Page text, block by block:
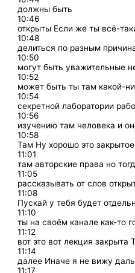
должны быть
10:46
открыты Если же ты всё-
10:48
делиться по разным
10:50
могут быть уважительные
10:52
может быть ты там какой-
10:54
секретной лаборатории
10:56
изучению там человека и
10:58
Там Ну хорошо это
11:01
там авторские права но
11:05
рассказывать от слов
11:08
Пускай у тебя будет
11:10
ты на своём канале как-то
11:12
вот это вот лекция закрыта
11:14
далее Иначе я не вижу
11:17